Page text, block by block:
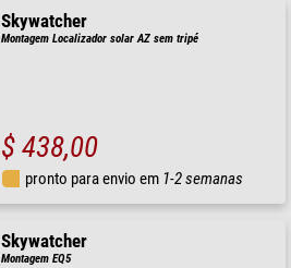
Skywatcher
Montagem Localizador solar AZ sem tripé
$ 438,00
pronto para envio em 1-2 semanas
Skywatcher
Montagem EQ5